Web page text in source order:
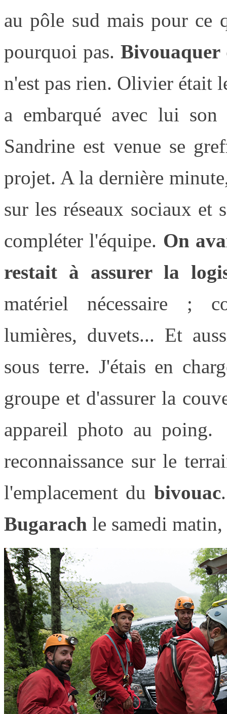
au pôle sud mais pour ce
pourquoi pas. Bivouaquer
n'est pas rien. Olivier était
a embarqué avec lui
Sandrine est venue se
projet. A la dernière
sur les réseaux sociaux et
compléter l'équipe. On
restait à assurer la
matériel nécessaire ;
lumières, duvets... Et
sous terre. J'étais en
groupe et d'assurer la
appareil photo au
reconnaissance sur le
l'emplacement du bivouac
Bugarach le samedi